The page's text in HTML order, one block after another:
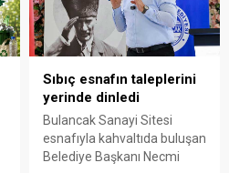
Sıbıç esnafın taleplerini
yerinde dinledi
Bulancak Sanayi Sitesi
esnafıyla kahvaltıda buluşan
Belediye Başkanı Necmi